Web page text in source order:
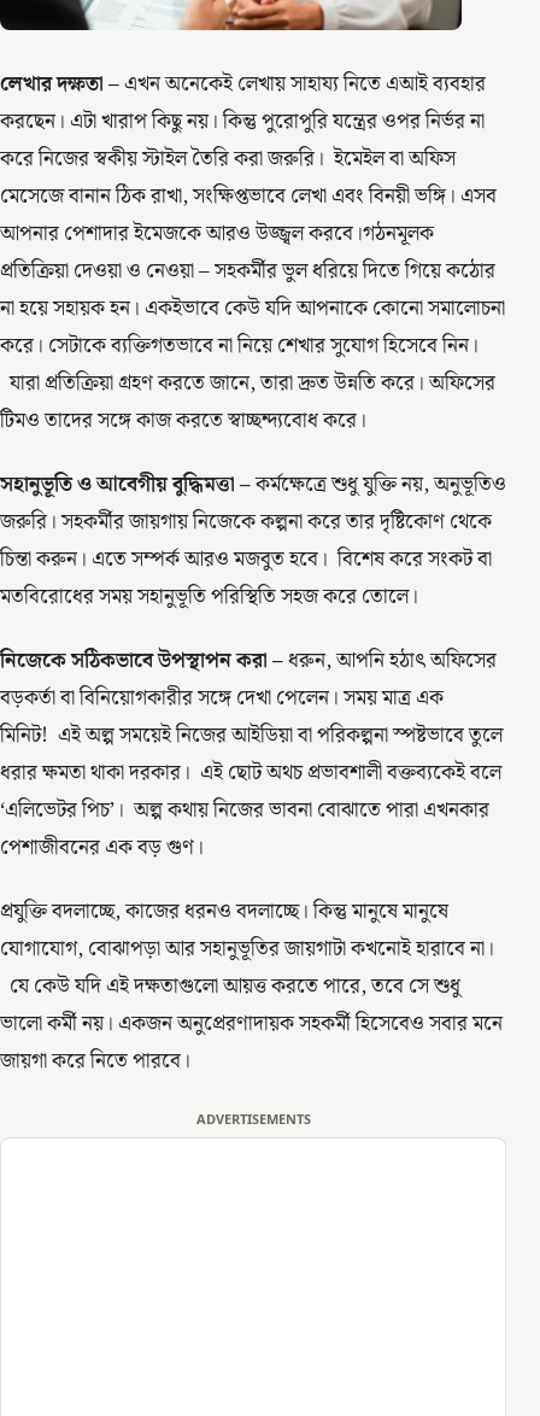
লেখার দক্ষতা –এখন অনেকেই লেখায় সাহায্য নিতে এআই ব্যবহার
করছেন। এটা খারাপ কিছু নয়। কিন্তু পুরোপুরি যন্ত্রের ওপর নির্ভর না
করে নিজের স্বকীয় স্টাইল তৈরি করা জরুরি। ইমেইল বা অফিস
মেসেজে বানান ঠিক রাখা, সংক্ষিপ্তভাবে লেখা এবং বিনয়ী ভঙ্গি। এসব
আপনার পেশাদার ইমেজকে আরও উজ্জ্বল করবে।গঠনমূলক
প্রতিক্রিয়া দেওয়া ও নেওয়া – সহকর্মীর ভুল ধরিয়ে দিতে গিয়ে কঠোর
না হয়ে সহায়ক হন। একইভাবে কেউ যদি আপনাকে কোনো সমালোচনা
করে। সেটাকে ব্যক্তিগতভাবে না নিয়ে শেখার সুযোগ হিসেবে নিন।
যারা প্রতিক্রিয়া গ্রহণ করতে জানে, তারা দ্রুত উন্নতি করে। অফিসের
টিমও তাদের সঙ্গে কাজ করতে স্বাচ্ছন্দ্যবোধ করে।
সহানুভূতি ও আবেগীয় বুদ্ধিমত্তা –কর্মক্ষেত্রে শুধু যুক্তি নয়, অনুভূতিও
জরুরি। সহকর্মীর জায়গায় নিজেকে কল্পনা করে তার দৃষ্টিকোণ থেকে
চিন্তা করুন। এতে সম্পর্ক আরও মজবুত হবে। বিশেষ করে সংকট বা
মতবিরোধের সময় সহানুভূতি পরিস্থিতি সহজ করে তোলে।
নিজেকে সঠিকভাবে উপস্থাপন করা –ধরুন, আপনি হঠাৎ অফিসের
বড়কর্তা বা বিনিয়োগকারীর সঙ্গে দেখা পেলেন। সময় মাত্র এক
মিনিট! এই অল্প সময়েই নিজের আইডিয়া বা পরিকল্পনা স্পষ্টভাবে তুলে
ধরার ক্ষমতা থাকা দরকার। এই ছোট অথচ প্রভাবশালী বক্তব্যকেই বলে
‘এলিভেটর পিচ’। অল্প কথায় নিজের ভাবনা বোঝাতে পারা এখনকার
পেশাজীবনের এক বড় গুণ।
প্রযুক্তি বদলাচ্ছে, কাজের ধরনও বদলাচ্ছে। কিন্তু মানুষে মানুষে
যোগাযোগ, বোঝাপড়া আর সহানুভূতির জায়গাটা কখনোই হারাবে না।
যে কেউ যদি এই দক্ষতাগুলো আয়ত্ত করতে পারে, তবে সে শুধু
ভালো কর্মী নয়। একজন অনুপ্রেরণাদায়ক সহকর্মী হিসেবেও সবার মনে
জায়গা করে নিতে পারবে।
ADVERTISEMENTS